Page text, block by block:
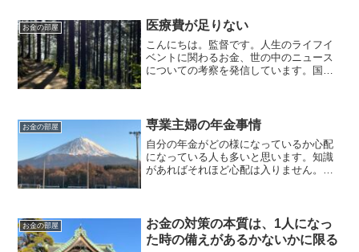
お金の部屋 医療費が足りない
こんにちは。監督です。人生のライフイ
ベントに関わるお金、世の中のニュース
についての考察を発信しています。国家
ョンを含みます）。...
お金の部屋 専業主婦の年金事情
自分の年金がどの様になっているか心配
になっている人も多いと思います。知識
があればそれほど心配は入りません。問
お金の部屋
お金の対策の本質は、1人になっ
た時の備えがあるかないかに限る